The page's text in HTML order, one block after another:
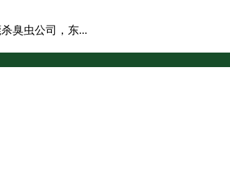
臭虫公司，东...